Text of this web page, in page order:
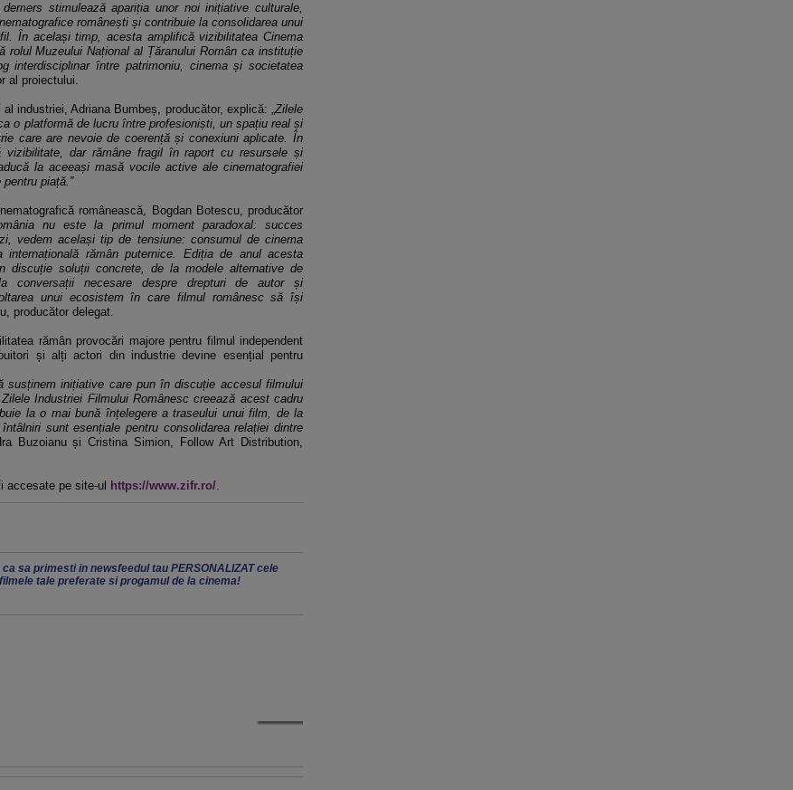
stimulează apariția unor noi inițiative culturale,
românești și contribuie la consolidarea unui
În același timp, acesta amplifică vizibilitatea Cinema
Muzeului Național al Țăranului Român ca instituție
interdisciplinar între patrimoniu, cinema și societatea
al proiectului.
industriei, Adriana Bumbeș, producător, explică: „Zilele
o platformă de lucru între profesioniști, un spațiu real și
care are nevoie de coerență și conexiuni aplicate. În
dar rămâne fragil în raport cu resursele și
la aceeași masă vocile active ale cinematografiei
piață.”
românească, Bogdan Botescu, producător
nu este la primul moment paradoxal: succes
vedem același tip de tensiune: consumul de cinema
rămân puternice. Ediția de anul acesta
discuție soluții concrete, de la modele alternative de
conversații necesare despre drepturi de autor și
unui ecosistem în care filmul românesc să își
producător delegat.
rămân provocări majore pentru filmul independent
și alți actori din industrie devine esențial pentru
susținem inițiative care pun în discuție accesul filmului
Industriei Filmului Românesc creează acest cadru
la o mai bună înțelegere a traseului unui film, de la
sunt esențiale pentru consolidarea relației dintre
Buzoianu și Cristina Simion, Follow Art Distribution,
accesate pe site-ul https://www.zifr.ro/.
sa primesti in newsfeedul tau PERSONALIZAT cele
tale preferate si progamul de la cinema!